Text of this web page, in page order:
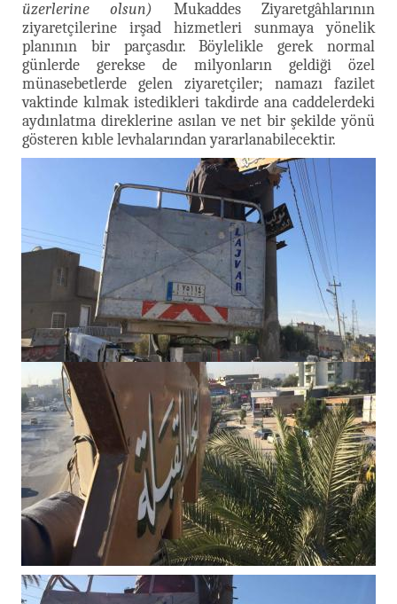
üzerlerine olsun) Mukaddes Ziyaretgâhlarının
ziyaretçilerine irşad hizmetleri sunmaya yönelik
planının bir parçasdır. Böylelikle gerek normal
günlerde gerekse de milyonların geldiği özel
münasebetlerde gelen ziyaretçiler; namazı fazilet
vaktinde kılmak istedikleri takdirde ana caddelerdeki
aydınlatma direklerine asılan ve net bir şekilde yönü
gösteren kıble levhalarından yararlanabilecektir.